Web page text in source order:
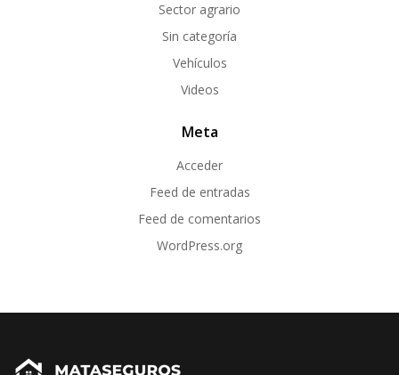
Sector agrario
Sin categoría
Vehículos
Videos
Meta
Acceder
Feed de entradas
Feed de comentarios
WordPress.org